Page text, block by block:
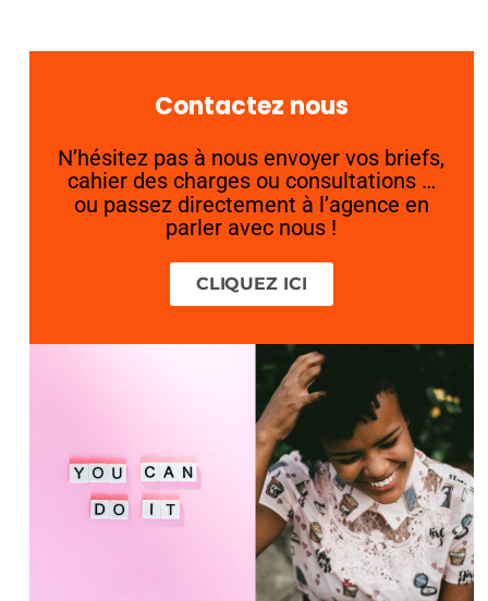
Contactez nous
N’hésitez pas à nous envoyer vos briefs,
cahier des charges ou consultations …
ou passez directement à l’agence en
parler avec nous !
CLIQUEZ ICI